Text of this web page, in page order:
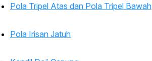
Pola Tripel Atas dan Pola Tripel Bawah
Pola Irisan Jatuh